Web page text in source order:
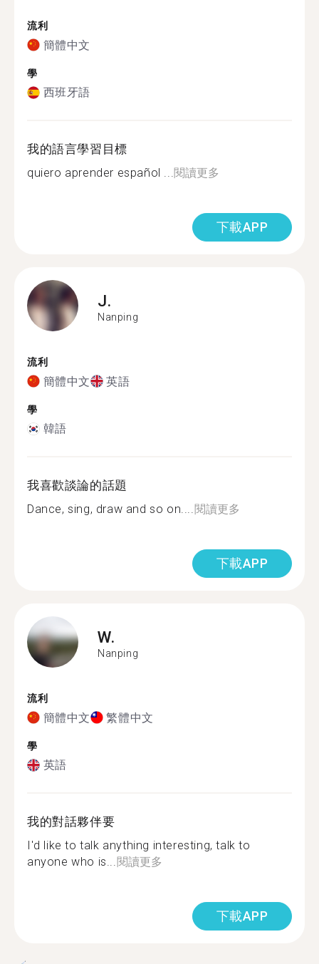
流利
簡體中文
學
西班牙語
我的語言學習目標
quiero aprender español ...閱讀更多
下載APP
J.
Nanping
流利
簡體中文 英語
學
韓語
我喜歡談論的話題
Dance, sing, draw and so on....閱讀更多
下載APP
W.
Nanping
流利
簡體中文 繁體中文
學
英語
我的對話夥伴要
I'd like to talk anything interesting, talk to
anyone who is...閱讀更多
下載APP